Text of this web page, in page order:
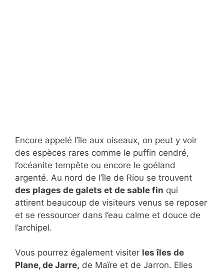
Encore appelé l’île aux oiseaux, on peut y voir
des espèces rares comme le puffin cendré,
l’océanite tempête ou encore le goéland
argenté. Au nord de l’île de Riou se trouvent
des plages de galets et de sable fin qui
attirent beaucoup de visiteurs venus se reposer
et se ressourcer dans l’eau calme et douce de
l’archipel.
Vous pourrez également visiter les îles de
Plane, de Jarre, de Maïre et de Jarron. Elles